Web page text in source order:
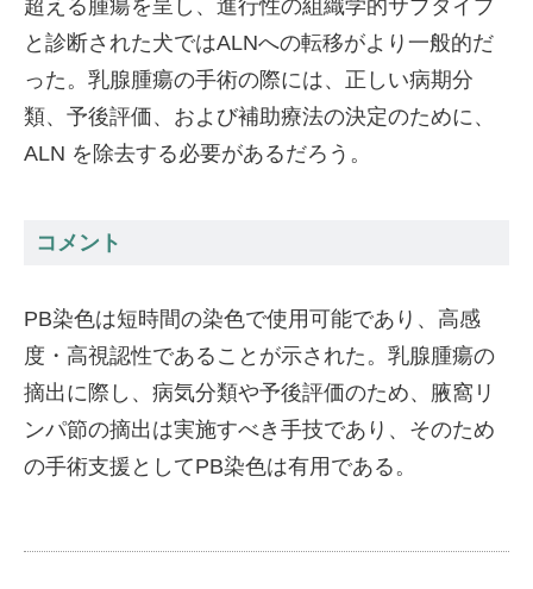
超える腫瘍を呈し、進行性の組織学的サブタイプ
と診断された犬ではALNへの転移がより一般的だ
った。乳腺腫瘍の手術の際には、正しい病期分
類、予後評価、および補助療法の決定のために、
ALN を除去する必要があるだろう。
コメント
PB染色は短時間の染色で使用可能であり、高感
度・高視認性であることが示された。乳腺腫瘍の
摘出に際し、病気分類や予後評価のため、腋窩リ
ンパ節の摘出は実施すべき手技であり、そのため
の手術支援としてPB染色は有用である。